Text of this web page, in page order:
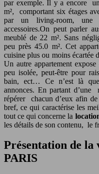
par exemple. Il y a encore
m², comportant six étages
par un living-room, une
accessoires.On peut parler
meublé de 22 m². Sans
peu près 45.0 m². Cet
cuisine plus ou moins écartée
Un autre appartement
peu isolée, peut-être pour
bain, ect… Ce n’est là que
annonces. En partant d’une
répérer chacun d’eux afin
bref, ce qui caractérise les
tout ce qui concerne la
les détails de son contenu, le
Présentation de la
PARIS